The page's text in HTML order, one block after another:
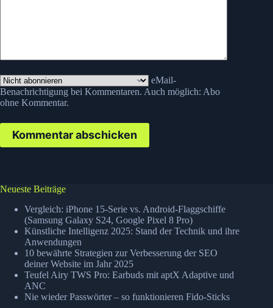
eMail-
Benachrichtigung bei Kommentaren. Auch möglich: Abo
ohne Kommentar.
Kommentar abschicken
Neueste Beiträge
Vergleich: iPhone 15-Serie vs. Android-Flaggschiffe
(Samsung Galaxy S24, Google Pixel 8 Pro)
Künstliche Intelligenz 2025: Stand der Technik und ihre
Anwendungen
10 bewährte Strategien zur Verbesserung der SEO
deiner Website im Jahr 2025
Teufel Airy TWS Pro: Earbuds mit aptX Adaptive und
ANC
Nie wieder Passwörter – so funktionieren Fido-Sticks